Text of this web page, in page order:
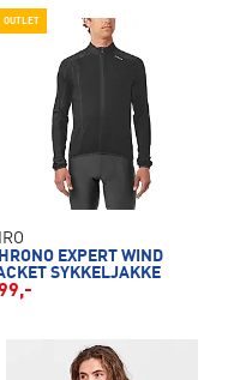
OUTLET
EXPERT WIND
SYKKELJAKKE